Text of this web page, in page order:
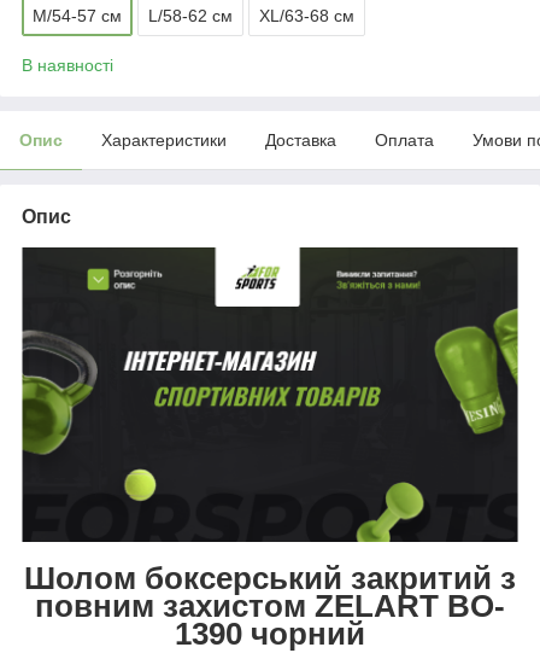
M/54-57 см L/58-62 см XL/63-68 см
В наявності
Опис Характеристики Доставка Оплата Умови
Опис
Шолом боксерський закритий з
повним захистом ZELART BO-
1390 чорний